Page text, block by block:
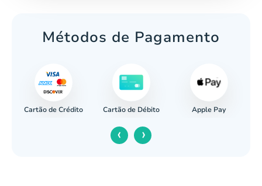
Métodos de Pagamento
Cartão de Crédito Cartão de Débito Apple Pay
‹ ›